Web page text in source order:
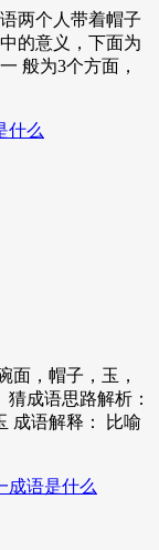
两个人带着帽子
的意义，下面为
般为3个方面，
什么
面，帽子，玉，
成语思路解析：
成语解释： 比喻
成语是什么